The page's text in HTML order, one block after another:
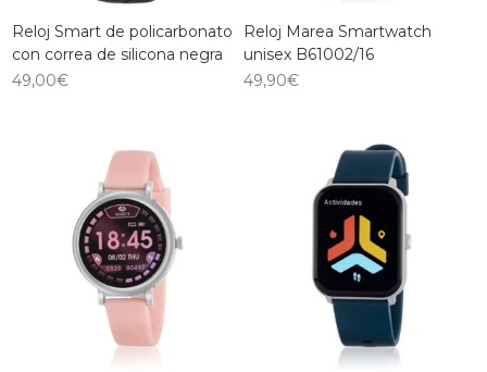
Reloj Smart de policarbonato
con correa de silicona negra
49,00€
Reloj Marea Smartwatch
unisex B61002/16
49,90€